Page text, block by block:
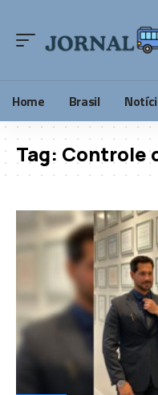
Home Brasil
Tag: Controle